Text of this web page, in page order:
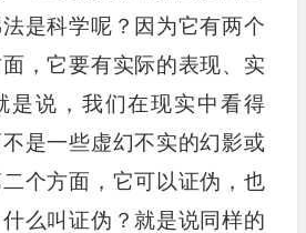
是科学呢？因为它有两个
，它要有实际的表现、实
是说，我们在现实中看得
是一些虚幻不实的幻影或
个方面，它可以证伪，也
么叫证伪？就是说同样的